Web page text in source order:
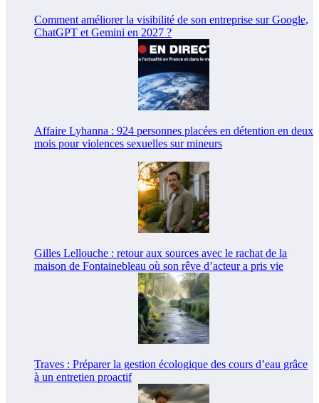
Comment améliorer la visibilité de son entreprise sur Google,
ChatGPT et Gemini en 2027 ?
Affaire Lyhanna : 924 personnes placées en détention en deux
mois pour violences sexuelles sur mineurs
Gilles Lellouche : retour aux sources avec le rachat de la
maison de Fontainebleau où son rêve d’acteur a pris vie
Traves : Préparer la gestion écologique des cours d’eau grâce
à un entretien proactif